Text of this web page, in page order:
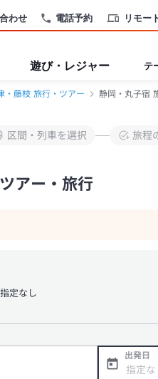
電話予約 リモー
わせ
遊び・レジャー テ
・藤枝 旅行・ツアー 静岡・丸子宿
区間・列車を選択 旅程
アー・旅行
指定なし
出発日